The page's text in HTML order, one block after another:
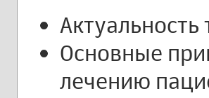
Основные
лечению